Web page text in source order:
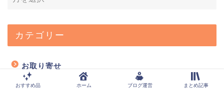
カテゴリー
お取り寄せ
アートボックス
おすすめ品 ホーム ブログ運営 まとめ記事